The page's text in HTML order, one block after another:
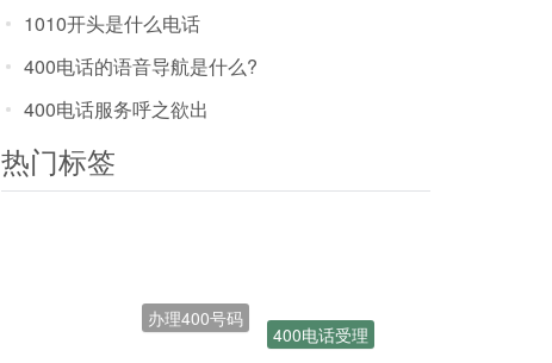
1010开头是什么电话
400电话的语音导航是什么?
400电话服务呼之欲出
热门标签
400电话受理